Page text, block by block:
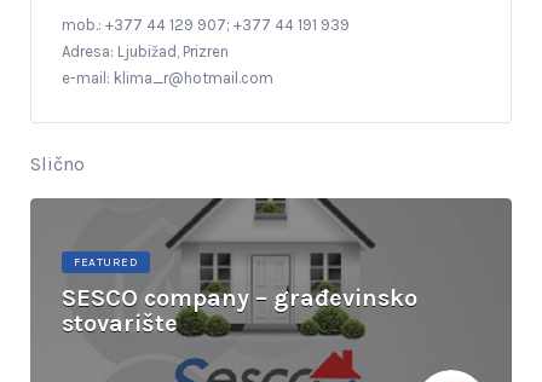
mob.: +377 44 129 907; +377 44 191 939
Adresa: Ljubižad, Prizren
e-mail: klima_r@hotmail.com
Slično
FEATURED
SESCO company – građevinsko
stovarište